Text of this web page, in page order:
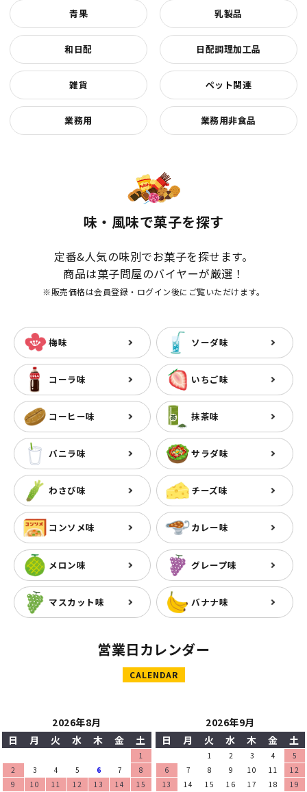
青果 乳製品
和日配 日配調理加工品
雑貨 ペット関連
業務用 業務用非食品
味・風味で菓子を探す
定番&人気の味別でお菓子を探せます。
商品は菓子問屋のバイヤーが厳選！
※販売価格は会員登録・ログイン後にご覧いただけます。
梅味 ソーダ味
コーラ味 いちご味
コーヒー味 抹茶味
バニラ味 サラダ味
わさび味 チーズ味
コンソメ味 カレー味
メロン味 グレープ味
マスカット味 バナナ味
営業日カレンダー
CALENDAR
2026年8月
日
月 火 水 木 金 土
1
2
3 4 5 6 7
8
9
10 11 12 13 14
15
2026年9月
日
月 火 水 木 金 土
1 2 3 4
5
6
7 8 9 10 11
12
13
14 15 16 17 18
19